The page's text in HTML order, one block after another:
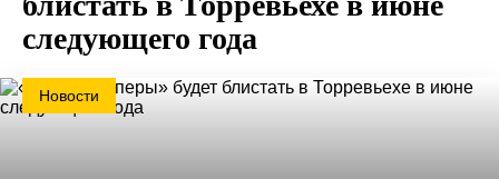
следующего года
Новости